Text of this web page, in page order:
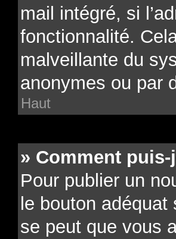
mail intégré, si
fonctionnalité.
malveillante du
anonymes ou par
Haut
» Comment
Pour publier un
le bouton
se peut que vous